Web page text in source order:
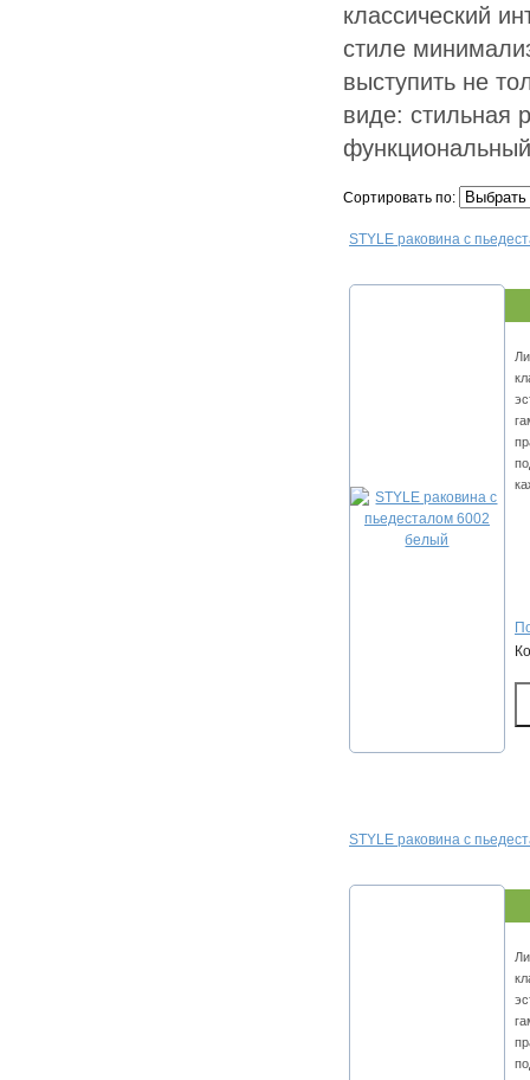
классический
стиле
выступить не
виде: стильная
Сортировать по:
STYLE раковина с
STYLE раковина с